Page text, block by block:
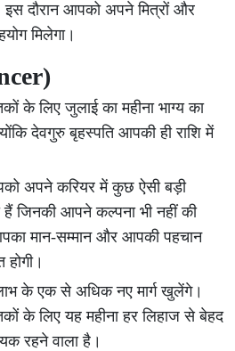
इस दौरान आपको अपने मित्रों और
मिलेगा।
के लिए जुलाई का महीना भाग्य का
देवगुरु बृहस्पति आपकी ही राशि में
अपने करियर में कुछ ऐसी बड़ी
जिनकी आपने कल्पना भी नहीं की
मान-सम्मान और आपकी पहचान
के एक से अधिक नए मार्ग खुलेंगे।
के लिए यह महीना हर लिहाज से बेहद
रहने वाला है।